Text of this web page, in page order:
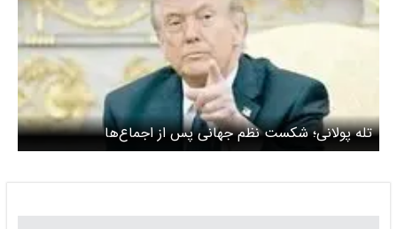
تله پولانی؛ شکست نظم جهانی پس از اجماع‌ها